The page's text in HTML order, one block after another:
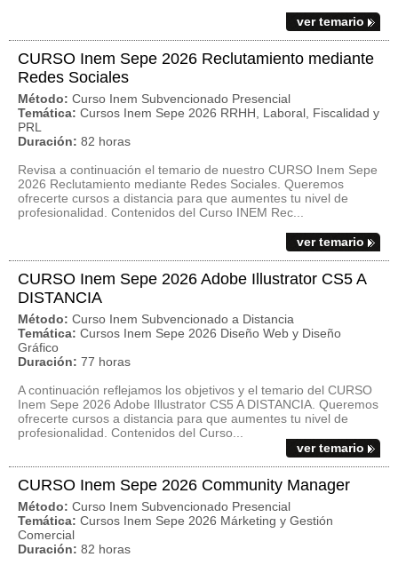
ver temario
CURSO Inem Sepe 2026 Reclutamiento mediante
Redes Sociales
Método: Curso Inem Subvencionado Presencial
Temática: Cursos Inem Sepe 2026 RRHH, Laboral, Fiscalidad y
PRL
Duración: 82 horas
Revisa a continuación el temario de nuestro CURSO Inem Sepe
2026 Reclutamiento mediante Redes Sociales. Queremos
ofrecerte cursos a distancia para que aumentes tu nivel de
profesionalidad. Contenidos del Curso INEM Rec...
ver temario
CURSO Inem Sepe 2026 Adobe Illustrator CS5 A
DISTANCIA
Método: Curso Inem Subvencionado a Distancia
Temática: Cursos Inem Sepe 2026 Diseño Web y Diseño
Gráfico
Duración: 77 horas
A continuación reflejamos los objetivos y el temario del CURSO
Inem Sepe 2026 Adobe Illustrator CS5 A DISTANCIA. Queremos
ofrecerte cursos a distancia para que aumentes tu nivel de
profesionalidad. Contenidos del Curso...
ver temario
CURSO Inem Sepe 2026 Community Manager
Método: Curso Inem Subvencionado Presencial
Temática: Cursos Inem Sepe 2026 Márketing y Gestión
Comercial
Duración: 82 horas